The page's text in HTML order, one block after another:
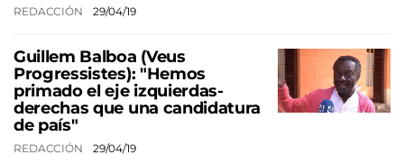
REDACCIÓN 29/04/19
Guillem Balboa (Veus
Progressistes): "Hemos
primado el eje izquierdas-
derechas que una candidatura
de país"
REDACCIÓN 29/04/19